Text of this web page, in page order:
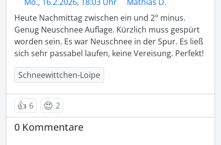
Heute Nachmittag zwischen ein und 2° minus.
Genug Neuschnee Auflage. Kürzlich muss gespürt
worden sein. Es war Neuschnee in der Spur. Es ließ
sich sehr passabel laufen, keine Vereisung. Perfekt!
Schneewittchen-Loipe
👍 6 😍 2
0 Kommentare